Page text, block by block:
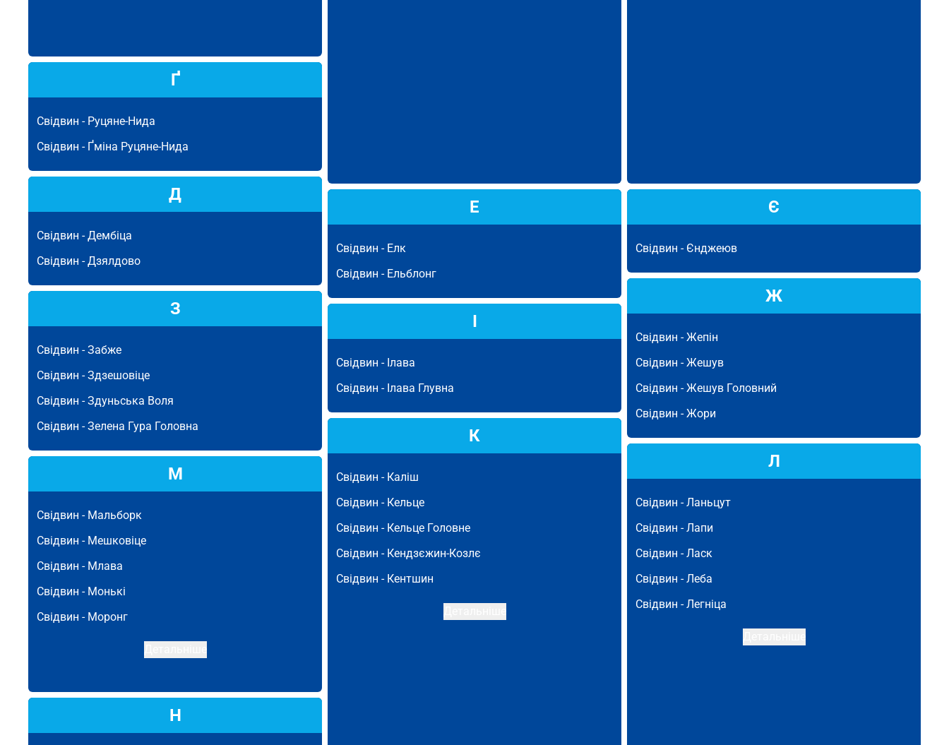
Ґ
Свідвин - Руцяне-Нида
Свідвин - Ґміна Руцяне-Нида
Д
Свідвин -Дембіца
Свідвин -Дзялдово
Е
Свідвин - Елк
Свідвин - Ельблонг
Є
Свідвин - Єнджеюв
Ж
Свідвин -Жепін
Свідвин -Жешув
Свідвин -Жешув Головний
Свідвин -Жори
З
Свідвин -Забже
Свідвин -Здзешовіце
Свідвин -Здуньська Воля
Свідвин -Зелена Гура Головна
І
Свідвин - Ілава
Свідвин - Ілава Глувна
К
Свідвин - Каліш
Свідвин - Кельце
Свідвин - Кельце Головне
Свідвин - Кендзєжин-Козлє
Свідвин - Кентшин
Л
Свідвин -Ланьцут
Свідвин -Лапи
Свідвин -Ласк
Свідвин -Леба
Свідвин -Легніца
М
Свідвин - Мальборк
Свідвин - Мешковіце
Свідвин - Млава
Свідвин - Монькі
Свідвин - Моронг
Н